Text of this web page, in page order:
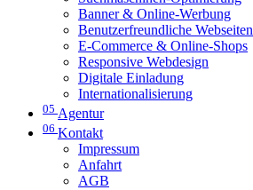
Banner & Online-Werbung
Benutzerfreundliche Webseiten
E-Commerce & Online-Shops
Responsive Webdesign
Digitale Einladung
Internationalisierung
05 Agentur
06 Kontakt
Impressum
Anfahrt
AGB